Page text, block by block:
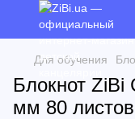
Для обучения
Блокнот ZiBi
мм 80